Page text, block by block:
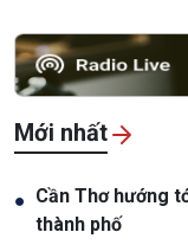
Mới nhất
● Cần Thơ hướng
thành phố